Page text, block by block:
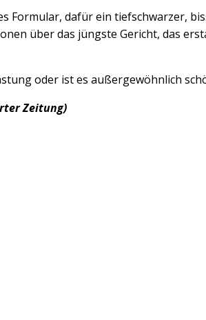
Formular, dafür ein tiefschwarzer,
über das jüngste Gericht, das
oder ist es außergewöhnlich
Zeitung)